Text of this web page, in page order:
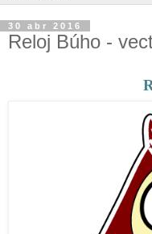
30 abr 2016
Reloj Búho -